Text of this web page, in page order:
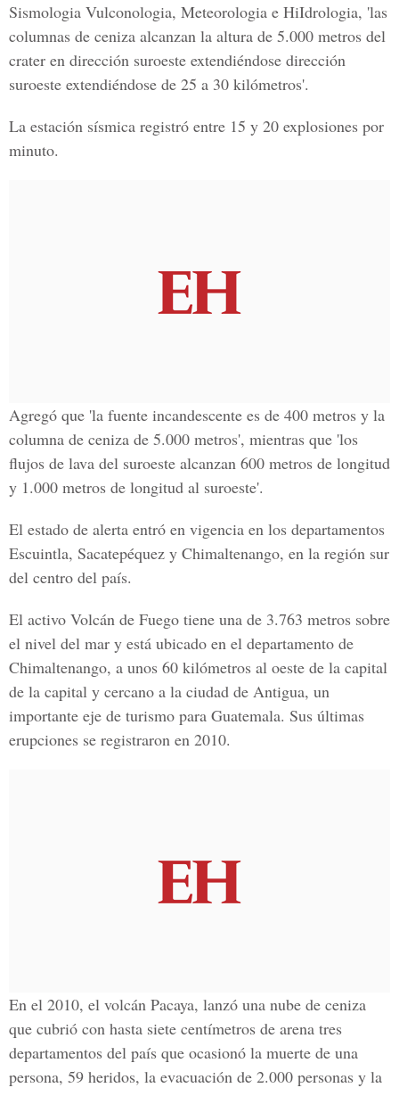
Sismologia Vulconologia, Meteorologia e HiIdrologia, 'las
columnas de ceniza alcanzan la altura de 5.000 metros del
crater en dirección suroeste extendiéndose dirección
suroeste extendiéndose de 25 a 30 kilómetros'.
La estación sísmica registró entre 15 y 20 explosiones por
minuto.
Agregó que 'la fuente incandescente es de 400 metros y la
columna de ceniza de 5.000 metros', mientras que 'los
flujos de lava del suroeste alcanzan 600 metros de longitud
y 1.000 metros de longitud al suroeste'.
El estado de alerta entró en vigencia en los departamentos
Escuintla, Sacatepéquez y Chimaltenango, en la región sur
del centro del país.
El activo Volcán de Fuego tiene una de 3.763 metros sobre
el nivel del mar y está ubicado en el departamento de
Chimaltenango, a unos 60 kilómetros al oeste de la capital
de la capital y cercano a la ciudad de Antigua, un
importante eje de turismo para Guatemala. Sus últimas
erupciones se registraron en 2010.
En el 2010, el volcán Pacaya, lanzó una nube de ceniza
que cubrió con hasta siete centímetros de arena tres
departamentos del país que ocasionó la muerte de una
persona, 59 heridos, la evacuación de 2.000 personas y la